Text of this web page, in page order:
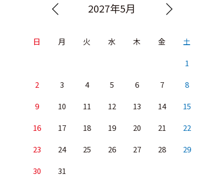
2027年5月
日 月 火 水 木 金 土
1
2 3 4 5 6 7 8
9 10 11 12 13 14 15
16 17 18 19 20 21 22
23 24 25 26 27 28 29
30 31